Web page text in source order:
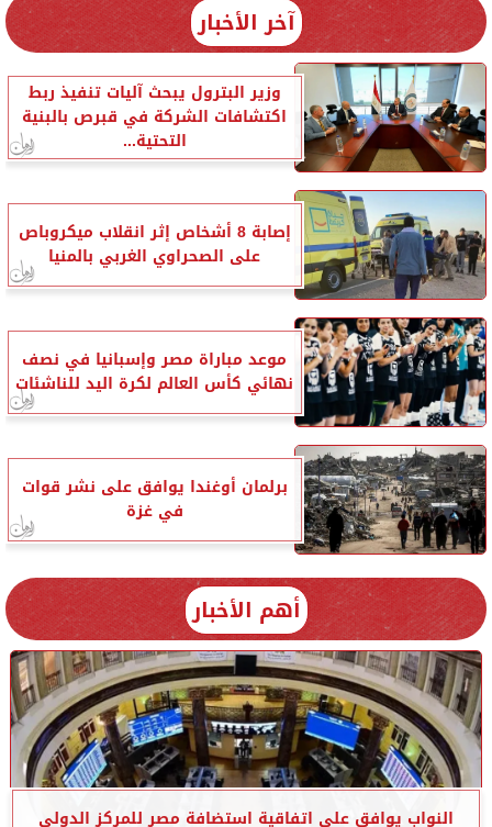
آخر الأخبار
وزير البترول يبحث آليات تنفيذ ربط
اكتشافات الشركة في قبرص بالبنية
التحتية...
إصابة 8 أشخاص إثر انقلاب ميكروباص
على الصحراوي الغربي بالمنيا
موعد مباراة مصر وإسبانيا في نصف
نهائي كأس العالم لكرة اليد للناشئات
برلمان أوغندا يوافق على نشر قوات
في غزة
أهم الأخبار
النواب يوافق على اتفاقية استضافة مصر للمركز الدولي